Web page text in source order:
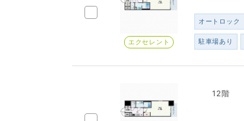
エクセレント
オートロック
駐車場あり
12階